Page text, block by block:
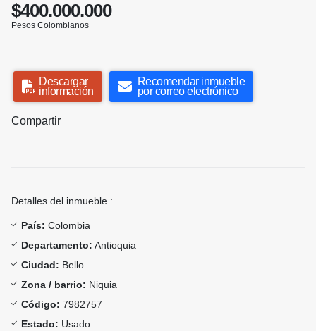
$400.000.000
Pesos Colombianos
Descargar
información
Recomendar inmueble
por correo electrónico
Compartir
Detalles del inmueble :
País: Colombia
Departamento: Antioquia
Ciudad: Bello
Zona / barrio: Niquia
Código: 7982757
Estado: Usado